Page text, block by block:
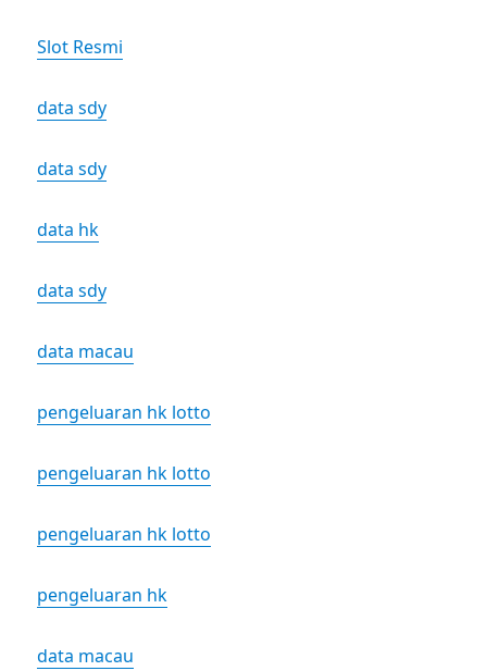
Slot Resmi
data sdy
data sdy
data hk
data sdy
data macau
pengeluaran hk lotto
pengeluaran hk lotto
pengeluaran hk lotto
pengeluaran hk
data macau